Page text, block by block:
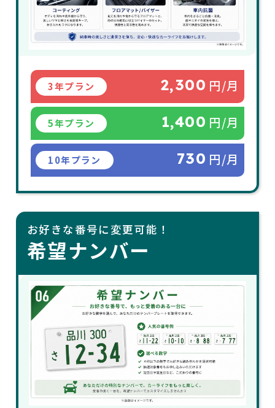
3年プラン 2,300 円/月
5年プラン 1,400 円/月
10年プラン 730 円/月
お好きな番号に変更可能！
希望ナンバー